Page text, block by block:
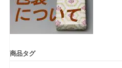
商品タグ